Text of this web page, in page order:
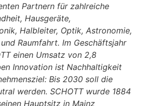
Partnern für zahlreiche
Hausgeräte,
Halbleiter, Optik, Astronomie,
Raumfahrt. Im Geschäftsjahr
einen Umsatz von 2,8
Innovation ist Nachhaltigkeit
Bis 2030 soll die
werden. SCHOTT wurde 1884
Hauptsitz in Mainz